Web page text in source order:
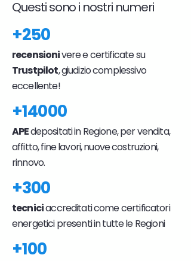
Questi sono i nostri numeri
+250
recensionivere e certificate su
Trustpilot, giudizio complessivo
eccellente!
+14000
APEdepositati in Regione, per vendita,
affitto, fine lavori, nuove costruzioni,
rinnovo.
+300
tecniciaccreditati come certificatori
energetici presenti in tutte le Regioni
+100